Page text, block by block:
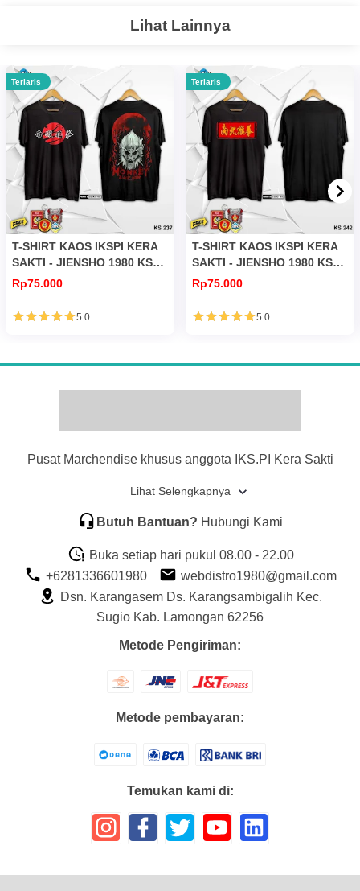
Lihat Lainnya
Terlaris
T-SHIRT KAOS IKSPI KERA
SAKTI - JIENSHO 1980 KS
237
Rp75.000
5.0
Terlaris
T-SHIRT KAOS IKSPI KERA
SAKTI - JIENSHO 1980 KS
242
Rp75.000
5.0
Pusat Marchendise khusus anggota IKS.PI Kera Sakti
Lihat Selengkapnya
Butuh Bantuan? Hubungi Kami
Buka setiap hari pukul 08.00 - 22.00
+6281336601980
webdistro1980@gmail.com
Dsn. Karangasem Ds. Karangsambigalih Kec.
Sugio Kab. Lamongan 62256
Metode Pengiriman:
Metode pembayaran:
Temukan kami di: